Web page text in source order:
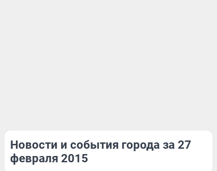
Новости и события города за 27
февраля 2015